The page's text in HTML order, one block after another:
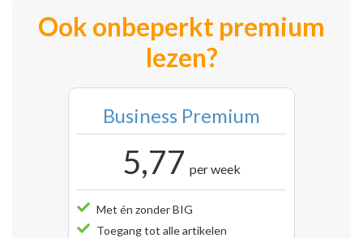
Ook onbeperkt premium
lezen?
Business Premium
5,77 per week
Met én zonder BIG
Toegang tot alle artikelen